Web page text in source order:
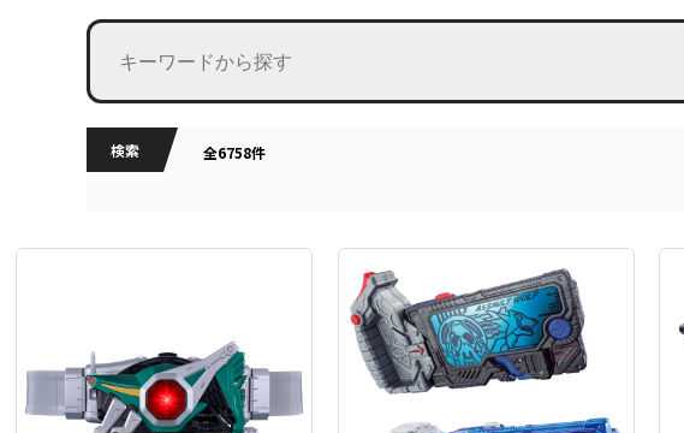
検索 全6758件